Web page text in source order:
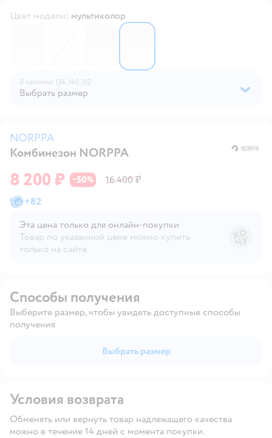
Цвет модели: мультиколор
64244496424521
В наличии 134, 140, 152
Выбрать размер
NORPPA
Комбинезон NORPPA
8 200 ₽ −50%
16 400 ₽
+82
Эта цена только для онлайн‑покупки
Товар по указанной цене можно купить
только на сайте
Способы получения
Выберите размер, чтобы увидеть доступные способы
получения
Выбрать размер
Условия возврата
Обменять или вернуть товар надлежащего качества
можно в течение 14 дней с момента покупки.